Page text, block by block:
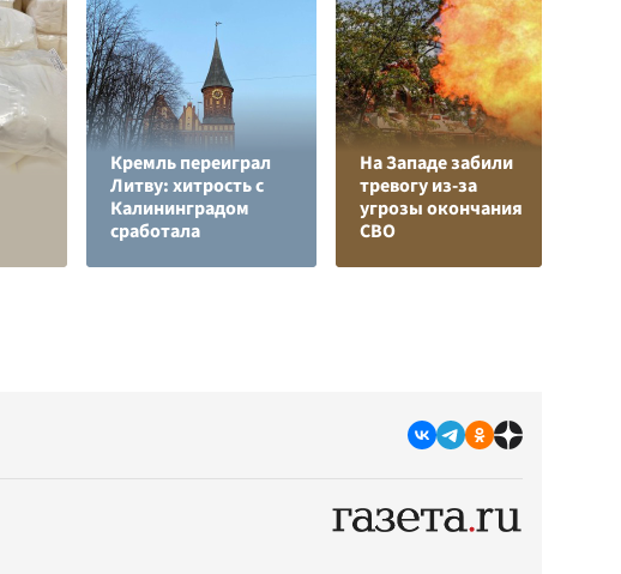
Кремль переиграл
Литву: хитрость с
Калининградом
сработала
На Западе забили
тревогу из-за
угрозы окончания
СВО